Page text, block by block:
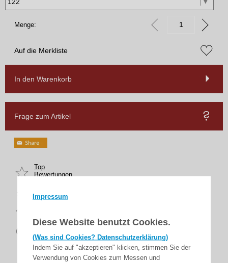
Impressum
Diese Website benutzt Cookies.
(Was sind Cookies? Datenschutzerklärung)
Indem Sie auf "akzeptieren" klicken, stimmen Sie der
Verwendung von Cookies zum Messen und
Menge:
Auf die Merkliste
In den Warenkorb
Frage zum Artikel
Top
Bewertungen
Lieferung
sicher
zahlen